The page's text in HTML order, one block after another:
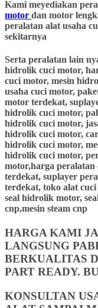
Kami meyediakan
motor dan motor
peralatan alat usaha
sekitarnya
Serta peralatan lain
hidrolik cuci motor,
cuci motor, mesin
usaha cuci motor,
motor terdekat,
hidrolik cuci motor,
hidrolik cuci motor,
hidrolik cuci motor,
hidrolik cuci motor,
hidrolik cuci motor,
motor,harga
terdekat, suplayer
terdekat, toko alat
seal hidrolik motor,
cnp,mesin steam cnp
HARGA KAMI
LANGSUNG
BERKUALITAS
PART READY.
KONSULTAN